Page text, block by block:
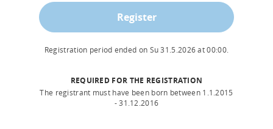
Register
Registration period ended on Su 31.5.2026at00:00.
REQUIRED FOR THE REGISTRATION
The registrant must have been born between 1.1.2015
- 31.12.2016